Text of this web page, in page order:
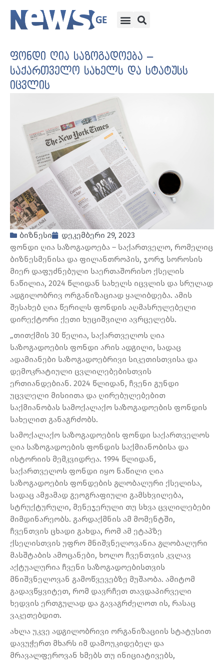
ფონდი ღია საზოგადოება –
საქართველო სახელს და სტატუსს
იცვლის
ბიზნესი
დეკემბერი 29, 2023
ფონდი ღია საზოგადოება – საქართველო, რომელიც
ბიზნესმენისა და ფილანთროპის, ჯორჯ სოროსის
მიერ დაფუძნებული საერთაშორისო ქსელის
ნაწილია, 2024 წლიდან სახელს იცვლის და სრულად
ადგილობრივ ორგანიზაციად ყალიბდება. ამის
შესახებ ღია წერილს ფონდის აღმასრულებელი
დირექტორი ქეთი ხუციშვილი ავრცელებს.
„თითქმის 30 წელია, საქართველოს ღია
საზოგადოების ფონდი არის ადგილი, სადაც
ადამიანები საზოგადოებრივი სიკეთისთვისა და
დემოკრატიული ცვლილებებისთვის
ერთიანდებიან. 2024 წლიდან, ჩვენი გუნდი
უცვლელი მისიითა და ღირებულებებით
საქმიანობას სამოქალაქო საზოგადოების ფონდის
სახელით განაგრძობს.
სამოქალაქო საზოგადოების ფონდი საქართველოს
ღია საზოგადოების ფონდის საქმიანობისა და
ისტორიის მემკვიდრეა. 1994 წლიდან,
საქართველოს ფონდი იყო ნაწილი ღია
საზოგადოების ფონდების გლობალური ქსელისა,
სადაც ამჟამად გეოგრაფიული გამსხვილება,
სტრუქტურული, მენეჯერული თუ სხვა ცვლილებები
მიმდინარეობს. გარდაქმნის ამ მომენტში,
ჩვენთვის ცხადი გახდა, რომ ამ ეტაპზე
ქსელისთვის უფრო მნიშვნელოვანია გლობალური
მასშტაბის ამოცანები, ხოლო ჩვენთვის კვლავ
აქტუალურია ჩვენი საზოგადოებისთვის
მნიშვნელოვან გამოწვევებზე მუშაობა. ამიტომ
გადავწყვიტეთ, რომ დავრჩეთ თავდაპირველი
ხედვის ერთგულად და გავაგრძელოთ ის, რასაც
ვაკეთებდით.
ახლა უკვე ადგილობრივი ორგანიზაციის სტატუსით
დავუჭერთ მხარს იმ დამოუკიდებელ და
მრავალფეროვან ხმებს თუ ინიციატივებს,